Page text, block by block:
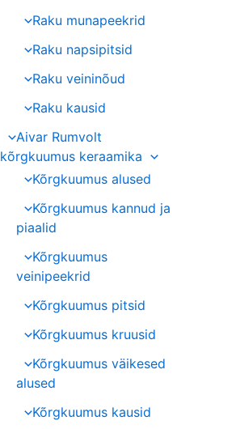
Raku munapeekrid
Raku napsipitsid
Raku veininõud
Raku kausid
Aivar Rumvolt
kõrgkuumus keraamika
Kõrgkuumus alused
Kõrgkuumus kannud ja
piaalid
Kõrgkuumus
veinipeekrid
Kõrgkuumus pitsid
Kõrgkuumus kruusid
Kõrgkuumus väikesed
alused
Kõrgkuumus kausid